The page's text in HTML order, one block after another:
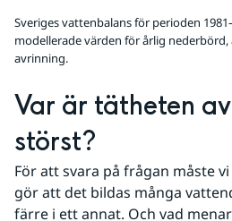
Sveriges vattenbalans för perioden
modellerade värden för årlig
avrinning.
Var är tätheten
störst?
För att svara på frågan måste
gör att det bildas många
färre i ett annat. Och vad